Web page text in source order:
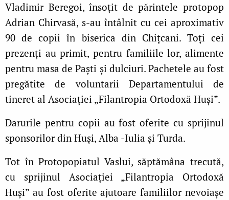
Vladimir Beregoi, însoțit de părintele protopop
Adrian Chirvasă, s-au întâlnit cu cei aproximativ
90 de copii în biserica din Chițcani. Toți cei
prezenți au primit, pentru familiile lor, alimente
pentru masa de Paști și dulciuri. Pachetele au fost
pregătite de voluntarii Departamentului de
tineret al Asociației „Filantropia Ortodoxă Huși”.
Darurile pentru copii au fost oferite cu sprijinul
sponsorilor din Huși, Alba -Iulia și Turda.
Tot în Protopopiatul Vaslui, săptămâna trecută,
cu sprijinul Asociației „Filantropia Ortodoxă
Huși” au fost oferite ajutoare familiilor nevoiașe